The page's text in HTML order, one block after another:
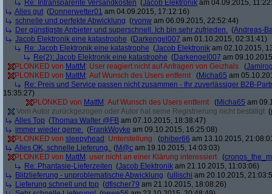
Re: Intransparente Versandkosten (Jacob Elektronik am 04.09.2015,
Alles gut (Donnerwetter01 am 04.09.2015, 17:12:16)
schnelle und perfekte Abwicklung (rvonw am 06.09.2015, 22:52:44)
Der günstigste Anbieter und superschnell. Ich bin sehr zufrieden. (Andreas-
Jacob Elektronik eine katastrophe (Darkengel007 am 01.10.2015, 02:31:41)
Re: Jacob Elektronik eine katastrophe (Jacob Elektronik am 02.10.2015,
Re(2): Jacob Elektronik eine katastrophe (Darkengel007 am
PLONKED von MattM : User reagiert nicht auf Anfragen von Geizhals (
PLONKED von MattM : Auf Wunsch des Users entfernt (Micha65 am
Re: Preis und Service passen nicht zusammen - Ihr zuverlässiger B2B-
15:35:27)
PLONKED von MattM : Auf Wunsch des Users entfernt (Micha65 am
Vom Autor zurückgezogen oder Autor hat seine Registrierung nicht bestätigt (
Alles Top (Thomas Walter @FB am 07.10.2015, 18:38:47)
immer wieder gerne. (FrankWoyke am 09.10.2015, 16:25:08)
PLONKED von sleepyhead : Unterstellung (phiber66 am 13.10.2015,
Alles OK, schnelle Lieferung. (M@c am 19.10.2015, 14:03:03)
PLONKED von MattM : user nicht an einer Klärung interessiert (
Re: Phantasie-Lieferzeiten (Jacob Elektronik am 21.10.2015, 11:03:06)
Blitzlieferung - unproblematische Abwicklung (ullischi am 20.10.2015,
Lieferung schnell und top (dfischer79 am 21.10.2015, 18:08:26)